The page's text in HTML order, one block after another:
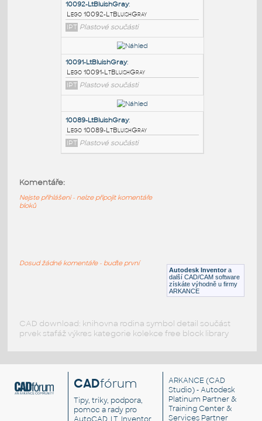
PODOBNÉ BLOKY
10130-LtBluishGray
Lego 10130-LtBluishGray
IPT Plastové součásti
10092-LtBluishGray
Lego 10092-LtBluishGray
IPT Plastové součásti
Lego 10091-LtBluishGray
Lego 10089-LtBluishGray
Autodesk Inventor a
další CAD/CAM software
získáte výhodně u firmy
ARKANCE
Komentáře:
Nejste přihlášeni - nelze připojit komentáře
bloků
Dosud žádné komentáře - buďte první
CAD download: knihovna rodina symbol detail součást
prvek stafáž výkres kategorie kolekce free block library
CADfórum
Tipy, triky, podpora,
pomoc a rady pro
ARKANCE (CAD
Studio) - Autodesk
Platinum Partner &
Training Center &
Services Partner